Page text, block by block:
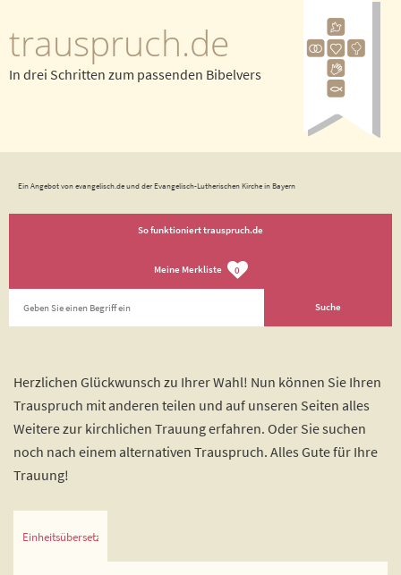
trauspruch.de
In drei Schritten zum passenden Bibelvers
Ein Angebot von evangelisch.de und der Evangelisch-Lutherischen Kirche in Bayern
So funktioniert trauspruch.de
Meine Merkliste 0
Herzlichen Glückwunsch zu Ihrer Wahl! Nun können Sie Ihren
Trauspruch mit anderen teilen und auf unseren Seiten alles
Weitere zur kirchlichen Trauung erfahren. Oder Sie suchen
noch nach einem alternativen Trauspruch. Alles Gute für Ihre
Trauung!
Einheitsübersetzung